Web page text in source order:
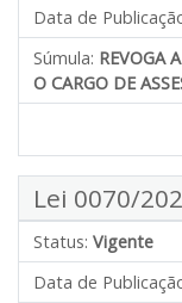
Data de
Súmula: REVOGA
O CARGO DE
Lei 0070/
Status: Vigente
Data de